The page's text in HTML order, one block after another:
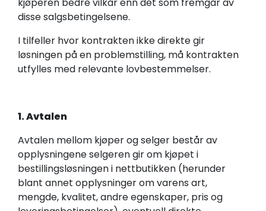
disse salgsbetingelsene.
I tilfeller hvor kontrakten ikke direkte gir
løsningen på en problemstilling, må kontrakten
utfylles med relevante lovbestemmelser.
1. Avtalen
Avtalen mellom kjøper og selger består av
opplysningene selgeren gir om kjøpet i
bestillingsløsningen i nettbutikken (herunder
blant annet opplysninger om varens art,
mengde, kvalitet, andre egenskaper, pris og